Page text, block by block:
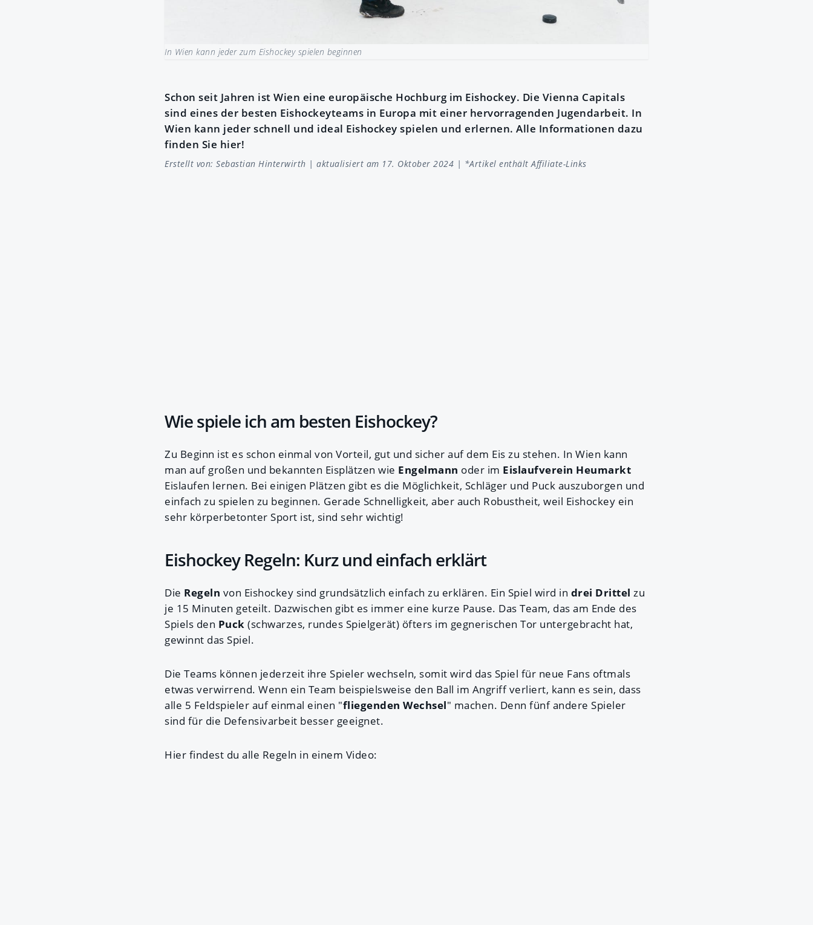
In Wien kann jeder zum Eishockey spielen beginnen
Schon seit Jahren ist Wien eine europäische Hochburg im Eishockey. Die Vienna Capitals
sind eines der besten Eishockeyteams in Europa mit einer hervorragenden Jugendarbeit. In
Wien kann jeder schnell und ideal Eishockey spielen und erlernen. Alle Informationen dazu
finden Sie hier!
Erstellt von: Sebastian Hinterwirth | aktualisiert am 17. Oktober 2024 | *Artikel enthält Affiliate-Links
Wie spiele ich am besten Eishockey?
Zu Beginn ist es schon einmal von Vorteil, gut und sicher auf dem Eis zu stehen. In Wien kann
man auf großen und bekannten Eisplätzen wie Engelmann oder im Eislaufverein Heumarkt
Eislaufen lernen. Bei einigen Plätzen gibt es die Möglichkeit, Schläger und Puck auszuborgen und
einfach zu spielen zu beginnen. Gerade Schnelligkeit, aber auch Robustheit, weil Eishockey ein
sehr körperbetonter Sport ist, sind sehr wichtig!
Eishockey Regeln: Kurz und einfach erklärt
Die Regeln von Eishockey sind grundsätzlich einfach zu erklären. Ein Spiel wird in drei Drittel zu
je 15 Minuten geteilt. Dazwischen gibt es immer eine kurze Pause. Das Team, das am Ende des
Spiels den Puck (schwarzes, rundes Spielgerät) öfters im gegnerischen Tor untergebracht hat,
gewinnt das Spiel.
Die Teams können jederzeit ihre Spieler wechseln, somit wird das Spiel für neue Fans oftmals
etwas verwirrend. Wenn ein Team beispielsweise den Ball im Angriff verliert, kann es sein, dass
alle 5 Feldspieler auf einmal einen "fliegenden Wechsel" machen. Denn fünf andere Spieler
sind für die Defensivarbeit besser geeignet.
Hier findest du alle Regeln in einem Video: